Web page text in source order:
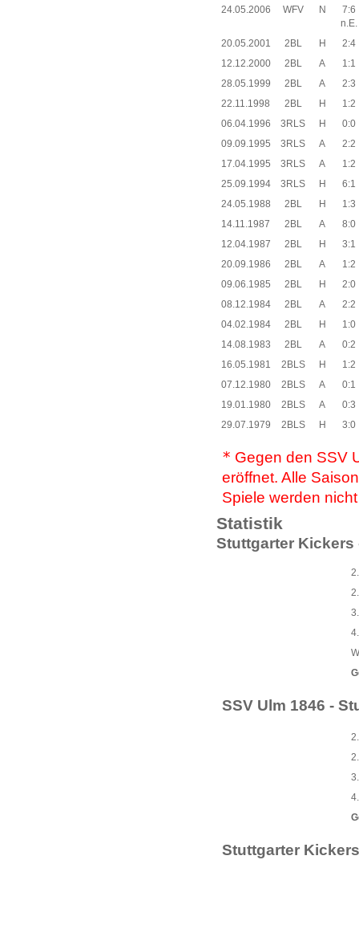
24.05.2006
WFV N
7:6
n.E.
20.05.2001
2BL H
2:4
12.12.2000
2BL A
1:1
28.05.1999
2BL A
2:3
22.11.1998
2BL H
1:2
06.04.1996
3RLS H
0:0
09.09.1995
3RLS A
2:2
17.04.1995
3RLS A
1:2
25.09.1994
3RLS H
6:1
24.05.1988
2BL H
1:3
14.11.1987
2BL A
8:0
12.04.1987
2BL H
3:1
20.09.1986
2BL A
1:2
09.06.1985
2BL H
2:0
08.12.1984
2BL A
2:2
04.02.1984
2BL H
1:0
14.08.1983
2BL A
0:2
16.05.1981
2BLS H
1:2
07.12.1980
2BLS A
0:1
19.01.1980
2BLS A
0:3
29.07.1979
2BLS H 3:0
* Gegen den SSV
eröffnet. Alle
Spiele werden
Statistik
Stuttgarter Kickers
SSV Ulm 1846 -
Stuttgarter